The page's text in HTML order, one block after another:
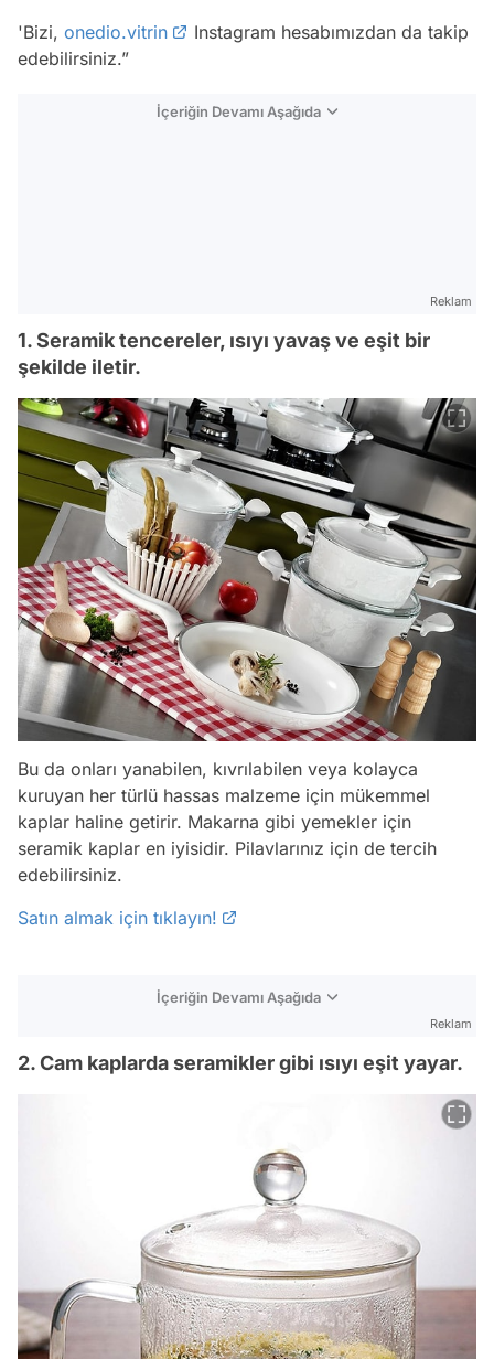
'Bizi, onedio.vitrin
Instagram hesabımızdan da takip
edebilirsiniz.”
İçeriğin Devamı Aşağıda
Reklam
1. Seramik tencereler, ısıyı yavaş ve eşit bir
şekilde iletir.
Bu da onları yanabilen, kıvrılabilen veya kolayca
kuruyan her türlü hassas malzeme için mükemmel
kaplar haline getirir. Makarna gibi yemekler için
seramik kaplar en iyisidir. Pilavlarınız için de tercih
edebilirsiniz.
Satın almak için tıklayın!
İçeriğin Devamı Aşağıda
Reklam
2. Cam kaplarda seramikler gibi ısıyı eşit yayar.